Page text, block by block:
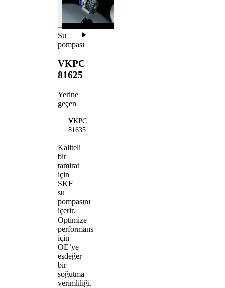
Su
pompası
VKPC
81625
Yerine
geçen
VKPC
81635
Kaliteli
bir
tamirat
için
SKF
su
pompasını
içerir.
Optimize
performans
için
OE’ye
eşdeğer
bir
soğutma
verimliliği.